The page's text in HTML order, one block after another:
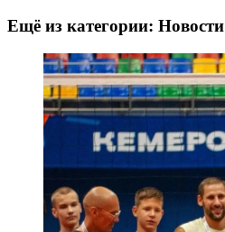
Ещё из категории: Новости